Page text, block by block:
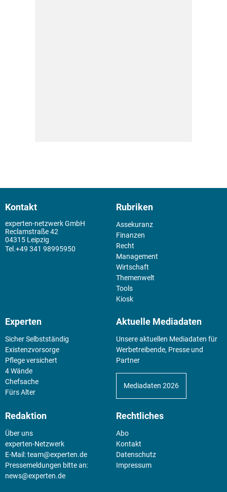
Kontakt
experten-netzwerk GmbH
Reclamstraße 42
04315 Leipzig
+49 341 98995950
Rubriken
Assekuranz
Finanzen
Recht
Management
Wirtschaft
Themenwelt
Tools
Kiosk
Experten
Sicher Selbstständig
Existenz­vorsorge
Pflege versichert
4 Wände
Chefsache
Fürs Alter
Aktuelle Mediadaten
Unsere aktuellen Mediadaten für
Werbetreibende, Presse und
Partner
Mediadaten 2026
Redaktion
Über uns
experten-Netzwerk
E-Mail:team@experten.de
Pressemeldungen bitte an:
news@experten.de
Rechtliches
Abo
Kontakt
Datenschutz
Impressum